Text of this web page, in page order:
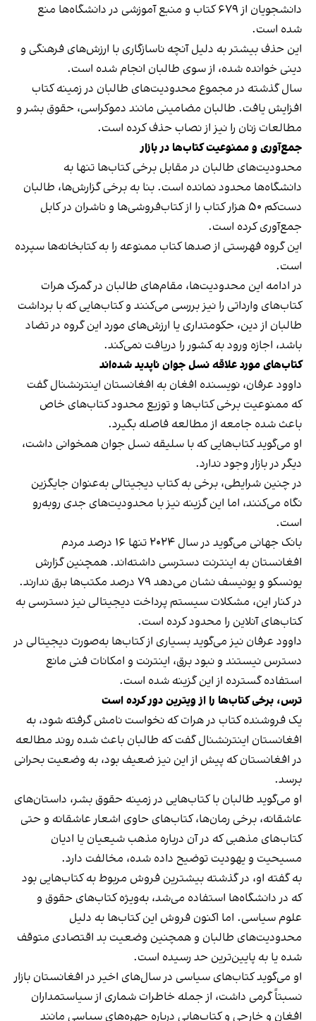
دانشجویان از ۶۷۹ کتاب و منبع آموزشی در دانشگاه‌ها منع
شده است.
این حذف‌ بیشتر به دلیل آنچه ناسازگاری با ارزش‌های فرهنگی و
دینی خوانده شده، از سوی طالبان انجام شده است.
سال گذشته در مجموع محدودیت‌های طالبان در زمینه کتاب
افزایش یافت. طالبان مضامینی مانند دموکراسی، حقوق بشر و
مطالعات زنان را نیز از نصاب حذف کرده است.
جمع‌آوری و ممنوعیت کتاب‌ها در بازار
محدودیت‌های طالبان در مقابل برخی کتاب‌ها تنها به
دانشگاه‌ها محدود نمانده است. بنا به برخی گزارش‌ها، طالبان
دست‌کم ۵۰ هزار کتاب را از کتاب‌فروشی‌ها و ناشران در کابل
جمع‌آوری کرده است.
این گروه فهرستی از صدها کتاب ممنوعه را به کتابخانه‌ها سپرده
است.
در ادامه این محدودیت‌ها، مقام‌های طالبان در گمرک هرات
کتاب‌های وارداتی را نیز بررسی می‌کنند و کتاب‌هایی که با برداشت
طالبان از دین، حکومتداری یا ارزش‌های مورد این گروه در تضاد
باشد، اجازه ورود به کشور را دریافت نمی‌کند.
کتاب‌های مورد علاقه نسل جوان ناپدید شده‌اند
داوود عرفان، نویسنده افغان به افغانستان اینترنشنال گفت
که ممنوعیت برخی کتاب‌ها و توزیع محدود کتاب‌های خاص
باعث شده جامعه از مطالعه فاصله بگیرد.
او می‌گوید کتاب‌هایی که با سلیقه نسل جوان همخوانی داشت،
دیگر در بازار وجود ندارد.
در چنین شرایطی، برخی به کتاب دیجیتالی به‌عنوان جایگزین
نگاه می‌کنند، اما این گزینه نیز با محدودیت‌های جدی روبه‌رو
است.
بانک جهانی می‌گوید در سال ۲۰۲۴ تنها ۱۶ درصد مردم
افغانستان به اینترنت دسترسی داشته‌اند. همچنین گزارش
یونسکو و یونیسف نشان می‌دهد ۷۹ درصد مکتب‌ها برق ندارند.
در کنار این، مشکلات سیستم پرداخت دیجیتالی نیز دسترسی به
کتاب‌های آنلاین را محدود کرده است.
داوود عرفان نیز می‌گوید بسیاری از کتاب‌ها به‌صورت دیجیتالی در
دسترس نیستند و نبود برق، اینترنت و امکانات فنی مانع
استفاده گسترده از این گزینه شده است.
ترس، برخی کتاب‌ها را از ویترین دور کرده است
یک فروشنده کتاب در هرات که نخواست نامش گرفته شود، به
افغانستان اینترنشنال گفت که طالبان باعث شده روند مطالعه
در افغانستان که پیش از این نیز ضعیف بود، به وضعیت بحرانی
برسد.
او می‌گوید طالبان با کتاب‌هایی در زمینه حقوق بشر، داستان‌های
عاشقانه، برخی رمان‌ها، کتاب‌های حاوی اشعار عاشقانه و حتی
کتاب‌های مذهبی که در آن درباره مذهب شیعیان یا ادیان
مسیحیت و یهودیت توضیح داده شده، مخالفت دارد.
به گفته او، در گذشته بیشترین فروش مربوط به کتاب‌هایی بود
که در دانشگاه‌ها استفاده می‌شد، به‌ویژه کتاب‌های حقوق و
علوم سیاسی. اما اکنون فروش این کتاب‌ها به دلیل
محدودیت‌های طالبان و همچنین وضعیت بد اقتصادی متوقف
شده یا به پایین‌ترین حد رسیده است.
او می‌گوید کتاب‌های سیاسی در سال‌های اخیر در افغانستان بازار
نسبتاً گرمی داشت، از جمله خاطرات شماری از سیاستمداران
افغان و خارجی و کتاب‌هایی درباره چهره‌های سیاسی مانند